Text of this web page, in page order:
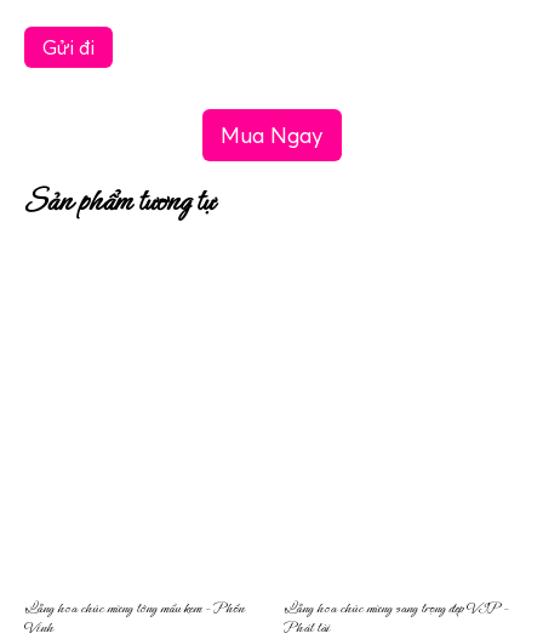
Mua Ngay
Sản phẩm tương tự
Lẵng hoa chúc mừng tông mầu kem – Phồn
Vinh
Lẵng hoa chúc mừng sang trọng đẹp VIP –
Phát tài